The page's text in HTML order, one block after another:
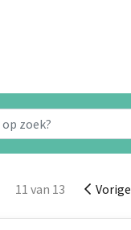
11 van 13 Vorige